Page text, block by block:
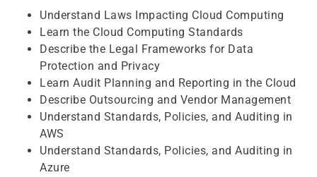
Understand Laws Impacting Cloud Computing
Learn the Cloud Computing Standards
Describe the Legal Frameworks for Data
Protection and Privacy
Learn Audit Planning and Reporting in the Cloud
Describe Outsourcing and Vendor Management
Understand Standards, Policies, and Auditing in
AWS
Understand Standards, Policies, and Auditing in
Azure